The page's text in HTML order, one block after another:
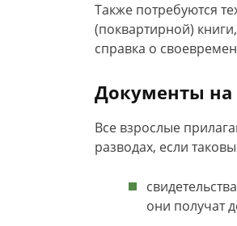
Также потребуются
(поквартирной)
справка о
Документы на
Все взрослые
разводах, если
они получат